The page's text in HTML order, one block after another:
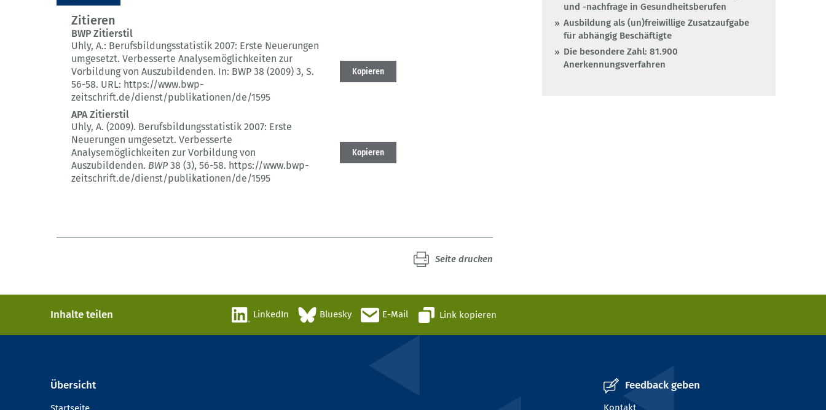
Zitieren
BWP Zitierstil
Uhly, A.: Berufsbildungsstatistik 2007: Erste Neuerungen
umgesetzt. Verbesserte Analysemöglichkeiten zur
Vorbildung von Auszubildenden. In: BWP 38 (2009) 3, S.
56-58. URL: https://www.bwp-
zeitschrift.de/dienst/publikationen/de/1595
Kopieren
APA Zitierstil
Uhly, A. (2009). Berufsbildungsstatistik 2007: Erste
Neuerungen umgesetzt. Verbesserte
Analysemöglichkeiten zur Vorbildung von
Auszubildenden. BWP38 (3), 56-58. https://www.bwp-
zeitschrift.de/dienst/publikationen/de/1595
Kopieren
Seite drucken
und -nachfrage in Gesundheitsberufen
Ausbildung als (un)freiwillige Zusatzaufgabe
für abhängig Beschäftigte
Die besondere Zahl: 81.900
Anerkennungsverfahren
Inhalte teilen LinkedIn Bluesky E-Mail Link kopieren
Übersicht Feedback geben
Kontakt